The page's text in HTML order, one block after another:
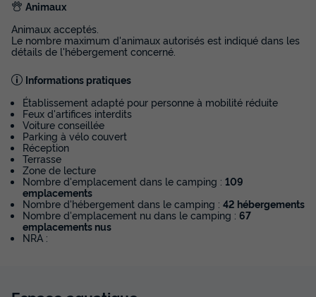
25 m² 2 chambres
Surface
25m²
Adultes
4 2 2 1
BUNGALOW TOILÉ 6 personnes - Standard 25 m² 2
chambres
du22/08/2026
Meilleur prix pour 7 nuits
Modifier les dates
Animaux
Animaux acceptés.
Le nombre maximum d'animaux autorisés est indiqué dans les
détails de l'hébergement concerné.
Informations pratiques
Établissement adapté pour personne à mobilité réduite
Feux d'artifices interdits
Voiture conseillée
Parking à vélo couvert
Réception
Terrasse
Zone de lecture
Nombre d'emplacement dans le camping : 109
emplacements
Nombre d'hébergement dans le camping : 42 hébergements
Nombre d'emplacement nu dans le camping : 67
emplacements nus
NRA :